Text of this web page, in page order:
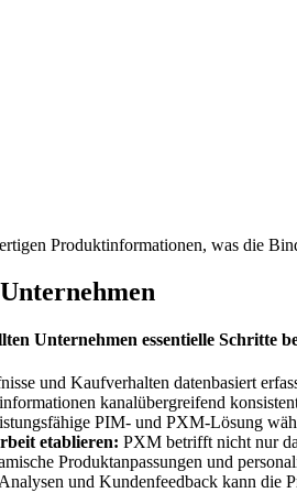
Produkt­informationen, was die
Unternehmen essentielle Schritte
und Kaufverhalten datenbasiert
kanalübergreifend
PIM- und PXM-Lösung
etablieren: PXM betrifft nicht nur
Produktanpassungen und
und Kundenfeedback kann die